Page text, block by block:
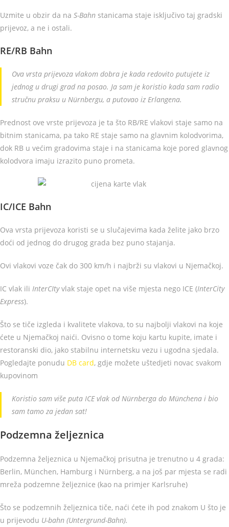
Uzmite u obzir da na S-Bahn stanicama staje isključivo taj gradski
prijevoz, a ne i ostali.
RE/RB Bahn
Ova vrsta prijevoza vlakom dobra je kada redovito putujete iz
jednog u drugi grad na posao. Ja sam je koristio kada sam radio
stručnu praksu u Nürnbergu, a putovao iz Erlangena.
Prednost ove vrste prijevoza je ta što RB/RE vlakovi staje samo na
bitnim stanicama, pa tako RE staje samo na glavnim kolodvorima,
dok RB u većim gradovima staje i na stanicama koje pored glavnog
kolodvora imaju izrazito puno prometa.
IC/ICE Bahn
Ova vrsta prijevoza koristi se u slučajevima kada želite jako brzo
doći od jednog do drugog grada bez puno stajanja.
Ovi vlakovi voze čak do 300 km/h i najbrži su vlakovi u Njemačkoj.
IC vlak ili InterCItyvlak staje opet na više mjesta nego ICE (InterCity
Express).
Što se tiče izgleda i kvalitete vlakova, to su najbolji vlakovi na koje
ćete u Njemačkoj naići. Ovisno o tome koju kartu kupite, imate i
restoranski dio, jako stabilnu internetsku vezu i ugodna sjedala.
Pogledajte ponudu DB card, gdje možete uštedjeti novac svakom
kupovinom
Koristio sam više puta ICE vlak od Nürnberga do Münchena i bio
sam tamo za jedan sat!
Podzemna željeznica
Podzemna željeznica u Njemačkoj prisutna je trenutno u 4 grada:
Berlin, München, Hamburg i Nürnberg, a na još par mjesta se radi
mreža podzemne željeznice (kao na primjer Karlsruhe)
Što se podzemnih željeznica tiče, naći ćete ih pod znakom U što je
u prijevodu U-bahn (Untergrund-Bahn).